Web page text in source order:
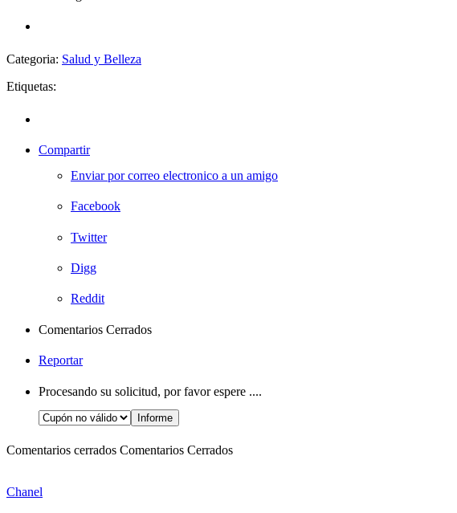
Categoria: Salud y Belleza
Etiquetas:
Compartir
Enviar por correo electronico a un amigo
Facebook
Twitter
Digg
Reddit
Comentarios Cerrados
Reportar
Procesando su solicitud, por favor espere ....
Comentarios cerrados Comentarios Cerrados
Chanel